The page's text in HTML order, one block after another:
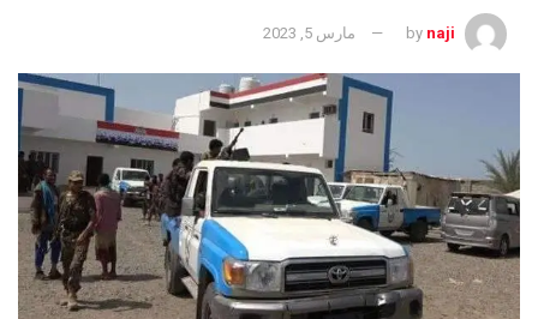
by naji مارس 5, 2023